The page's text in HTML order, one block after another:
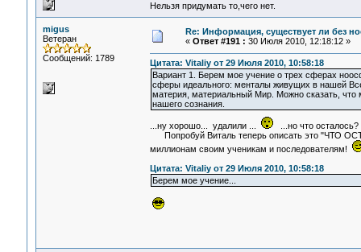
Нельзя придумать то,чего нет.
migus
Ветеран
Сообщений: 1789
Re: Информация, существует ли без
« Ответ #191 : 30 Июля 2010, 12:18:12 »
Цитата: Vitaliy от 29 Июля 2010, 10:58:18
Вариант 1. Берем мое учение о трех сферах
сферы идеального: менталы живущих в нашей
материя, материальный Мир. Можно сказать, что
нашего сознания.
...ну хорошо... удалили ...
...но что
Попробуй Виталь теперь описать это "ЧТО
миллионам своим ученикам и последователям!
Цитата: Vitaliy от 29 Июля 2010, 10:58:18
Берем мое учение...